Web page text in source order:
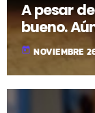
A pesar
bueno.
today NOVIEMBRE